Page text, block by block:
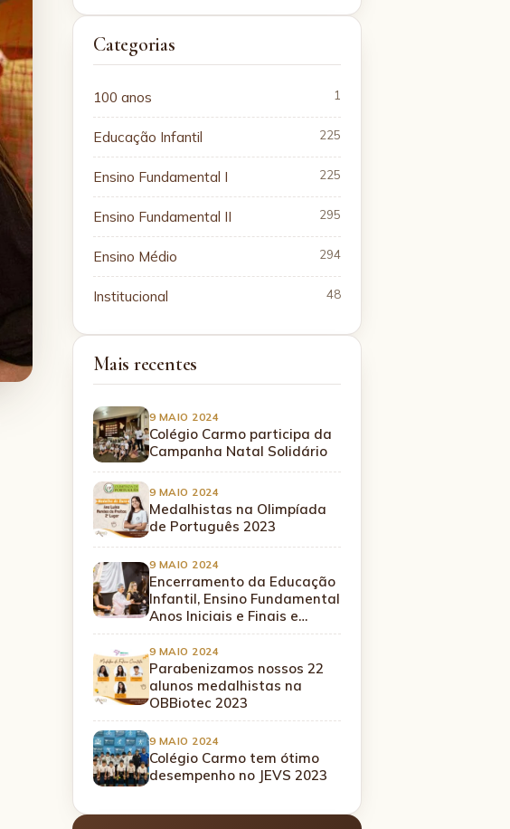
Categorias
100 anos 1
Educação Infantil 225
Ensino Fundamental I 225
Ensino Fundamental II 295
Ensino Médio 294
Institucional 48
Mais recentes
9 MAIO 2024
Colégio Carmo participa da
Campanha Natal Solidário
9 MAIO 2024
Medalhistas na Olimpíada
de Português 2023
9 MAIO 2024
Encerramento da Educação
Infantil, Ensino Fundamental
Anos Iniciais e Finais e…
9 MAIO 2024
Parabenizamos nossos 22
alunos medalhistas na
OBBiotec 2023
9 MAIO 2024
Colégio Carmo tem ótimo
desempenho no JEVS 2023